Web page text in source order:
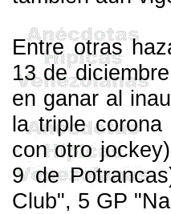
Entre otras
13 de
en ganar al
la triple
con otro
9 de
Club", 5 GP